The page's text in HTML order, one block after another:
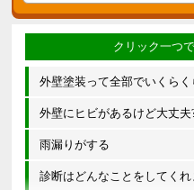
外壁塗装って全部でいくらく
外壁にヒビがあるけど大丈夫
雨漏りがする
診断はどんなことをしてくれ